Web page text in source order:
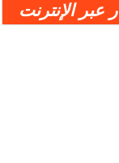
عبر الإنترنت